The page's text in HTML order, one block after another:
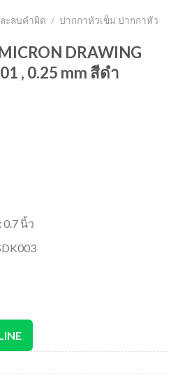
ะลบคำผิด / ปากกาหัวเข็ม ปากกาหัว
DRAWING
, 0.25 mm สีดำ
0.7 นิ้ว